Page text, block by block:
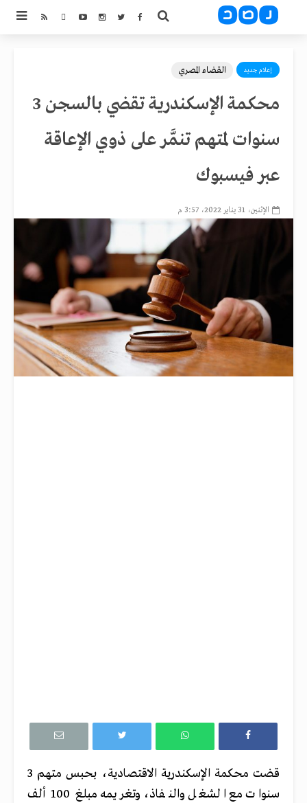
إعلام جديد القضاء المصري
محكمة الإسكندرية تقضي بالسجن 3
سنوات لمتهم تنمَّر على ذوي الإعاقة
عبر فيسبوك
الإثنين، 31 يناير 2022، 3:57 م
قضت محكمة الإسكندرية الاقتصادية، بحبس متهم 3
سنوات مع الشغل والنفاذ، وتغريمه مبلغ 100 ألف